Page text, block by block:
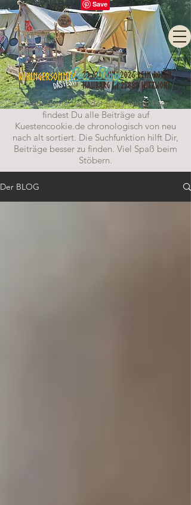
Der Blog
Willkommen auf der Blog-Seite. Hier
findest Du alle Beiträge auf
Kuestencookie.de chronologisch von neu
nach alt sortiert. Die Suchfunktion hilft Dir,
Beiträge besser zu finden. Viel Spaß beim
Stöbern.
Der BLOG